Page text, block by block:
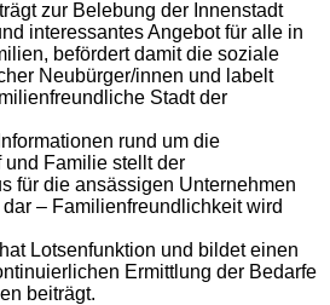
zur Belebung der Innenstadt
interessantes Angebot für alle in
befördert damit die soziale
Neubürger/innen und labelt
Stadt der
rund um die
Familie stellt der
für die ansässigen Unternehmen
– Familienfreundlichkeit wird
Lotsenfunktion und bildet einen
Ermittlung der Bedarfe
beiträgt.